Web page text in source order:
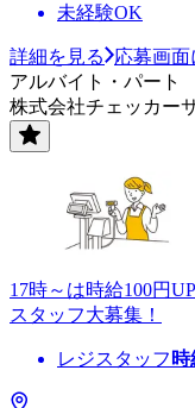
未経験OK
詳細を見る
応募画面
アルバイト・パート
株式会社チェッカー
17時～は時給100円
スタッフ大募集！
レジスタッフ 時